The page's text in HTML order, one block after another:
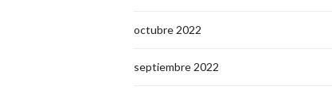
octubre 2022
septiembre 2022